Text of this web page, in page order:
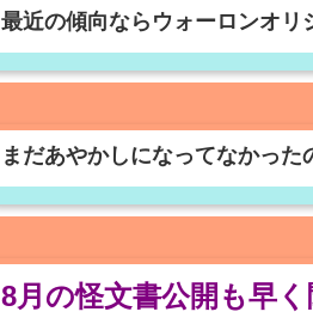
最近の傾向ならウォーロンオ
まだあやかしになってなかった
8月の怪文書公開も早